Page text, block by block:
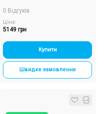
0 Відгуків
Ціна:
5149 грн
Купити
Швидке замовлення